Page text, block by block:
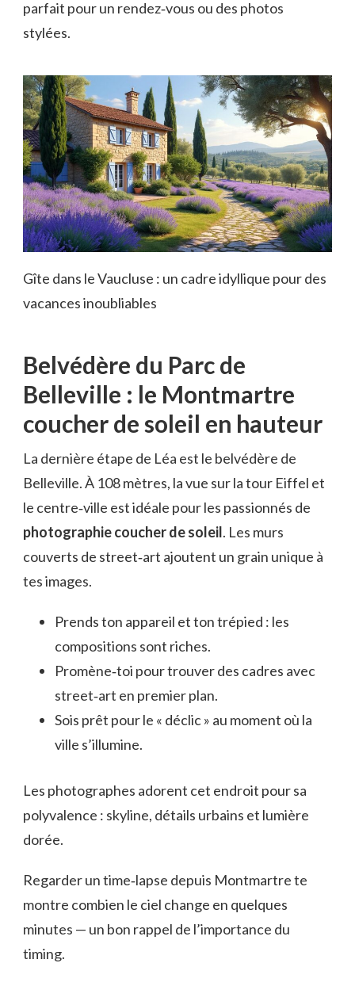
parfait pour un rendez‑vous ou des photos
stylées.
Gîte dans le Vaucluse : un cadre idyllique pour des
vacances inoubliables
Belvédère du Parc de
Belleville : le Montmartre
coucher de soleil en hauteur
La dernière étape de Léa est le belvédère de
Belleville. À 108 mètres, la vue sur la tour Eiffel et
le centre‑ville est idéale pour les passionnés de
photographie coucher de soleil. Les murs
couverts de street‑art ajoutent un grain unique à
tes images.
Prends ton appareil et ton trépied : les
compositions sont riches.
Promène‑toi pour trouver des cadres avec
street‑art en premier plan.
Sois prêt pour le « déclic » au moment où la
ville s’illumine.
Les photographes adorent cet endroit pour sa
polyvalence : skyline, détails urbains et lumière
dorée.
Regarder un time‑lapse depuis Montmartre te
montre combien le ciel change en quelques
minutes — un bon rappel de l’importance du
timing.